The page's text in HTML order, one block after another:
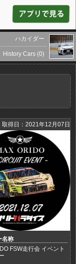
ハカイダー
History Cars (0)
取得日：2021年12月07日
名称
FSW走行会 イベント